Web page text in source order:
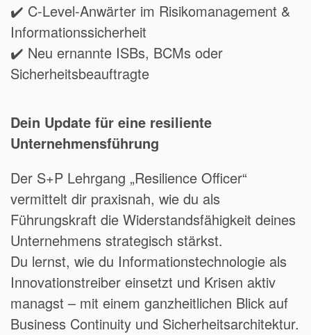
✔️ C-Level-Anwärter im Risikomanagement &
Informationssicherheit
✔️ Neu ernannte ISBs, BCMs oder
Sicherheitsbeauftragte
Dein Update für eine resiliente
Unternehmensführung
Der S+P Lehrgang „Resilience Officer“
vermittelt dir praxisnah, wie du als
Führungskraft die Widerstandsfähigkeit deines
Unternehmens strategisch stärkst.
Du lernst, wie du Informationstechnologie als
Innovationstreiber einsetzt und Krisen aktiv
managst – mit einem ganzheitlichen Blick auf
Business Continuity und Sicherheitsarchitektur.